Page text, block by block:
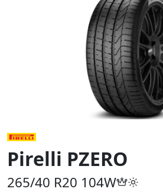
Pirelli PZERO
265/40 R20 104W